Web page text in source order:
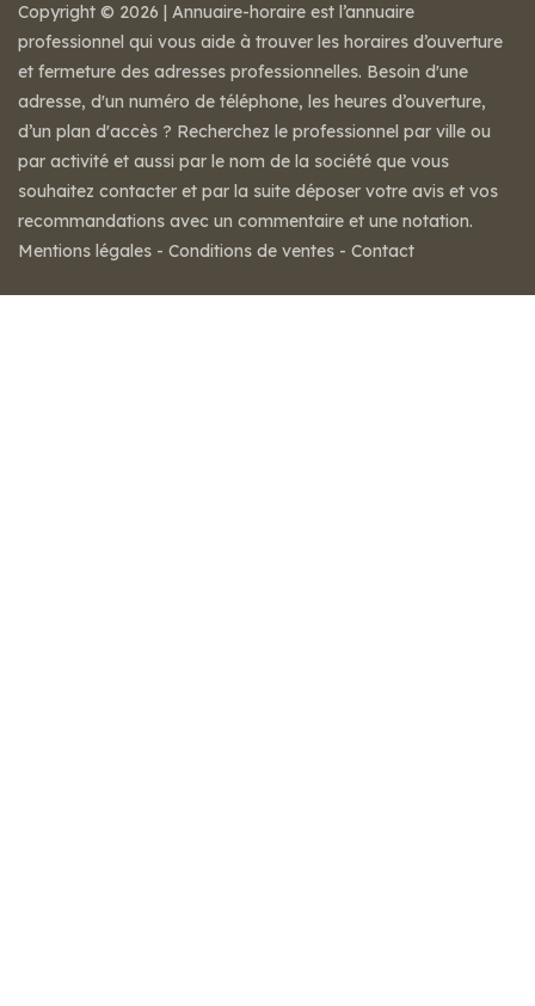
Copyright © 2026 | Annuaire-horaire est l’annuaire
professionnel qui vous aide à trouver les horaires d’ouverture
et fermeture des adresses professionnelles. Besoin d'une
adresse, d'un numéro de téléphone, les heures d’ouverture,
d’un plan d'accès ? Recherchez le professionnel par ville ou
par activité et aussi par le nom de la société que vous
souhaitez contacter et par la suite déposer votre avis et vos
recommandations avec un commentaire et une notation.
Mentions légales - Conditions de ventes - Contact